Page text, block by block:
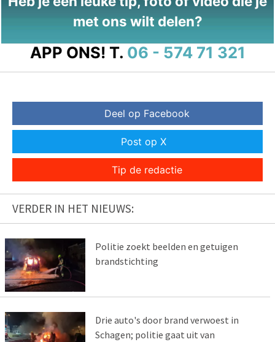
met ons wilt delen?
APP ONS! T. 06 - 574 71 321
Deel op Facebook
Post op X
Tip de redactie
VERDER IN HET NIEUWS:
Politie zoekt beelden en getuigen
brandstichting
Drie auto's door brand verwoest in
Schagen; politie gaat uit van